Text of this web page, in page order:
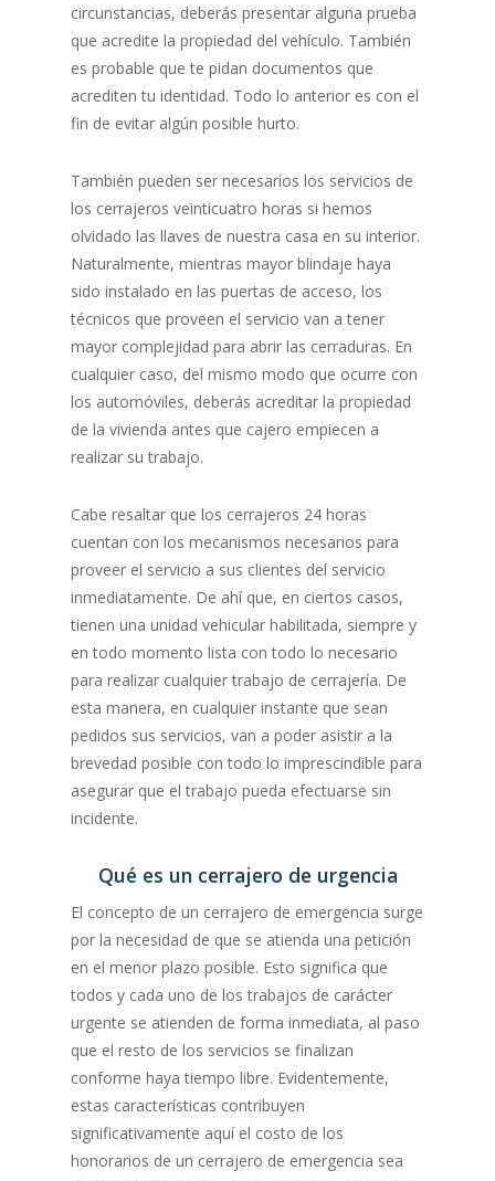
circunstancias, deberás presentar alguna prueba
que acredite la propiedad del vehículo. También
es probable que te pidan documentos que
acrediten tu identidad. Todo lo anterior es con el
fin de evitar algún posible hurto.
También pueden ser necesarios los servicios de
los cerrajeros veinticuatro horas si hemos
olvidado las llaves de nuestra casa en su interior.
Naturalmente, mientras mayor blindaje haya
sido instalado en las puertas de acceso, los
técnicos que proveen el servicio van a tener
mayor complejidad para abrir las cerraduras. En
cualquier caso, del mismo modo que ocurre con
los automóviles, deberás acreditar la propiedad
de la vivienda antes que cajero empiecen a
realizar su trabajo.
Cabe resaltar que los cerrajeros 24 horas
cuentan con los mecanismos necesarios para
proveer el servicio a sus clientes del servicio
inmediatamente. De ahí que, en ciertos casos,
tienen una unidad vehicular habilitada, siempre y
en todo momento lista con todo lo necesario
para realizar cualquier trabajo de cerrajería. De
esta manera, en cualquier instante que sean
pedidos sus servicios, van a poder asistir a la
brevedad posible con todo lo imprescindible para
asegurar que el trabajo pueda efectuarse sin
incidente.
Qué es un cerrajero de urgencia
El concepto de un cerrajero de emergencia surge
por la necesidad de que se atienda una petición
en el menor plazo posible. Esto significa que
todos y cada uno de los trabajos de carácter
urgente se atienden de forma inmediata, al paso
que el resto de los servicios se finalizan
conforme haya tiempo libre. Evidentemente,
estas características contribuyen
significativamente aquí el costo de los
honorarios de un cerrajero de emergencia sea